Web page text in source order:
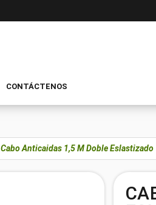
CONTÁCTENOS
Cabo Anticaidas 1,5 M Doble